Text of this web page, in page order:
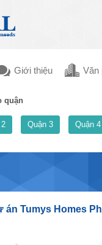
Giới thiệu Văn
quận
Quận 3 Quận 4
án Tumys Homes